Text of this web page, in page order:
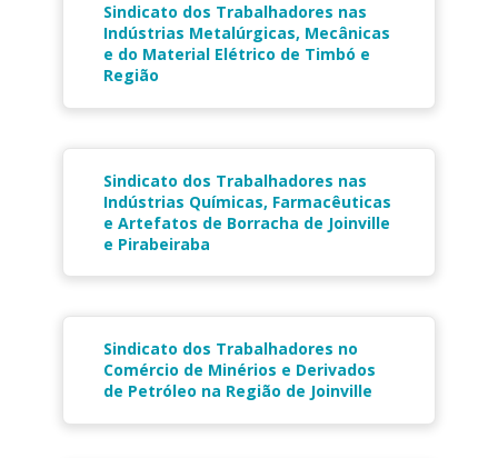
Sindicato dos Trabalhadores nas
Indústrias Metalúrgicas, Mecânicas
e do Material Elétrico de Timbó e
Região
Sindicato dos Trabalhadores nas
Indústrias Químicas, Farmacêuticas
e Artefatos de Borracha de Joinville
e Pirabeiraba
Sindicato dos Trabalhadores no
Comércio de Minérios e Derivados
de Petróleo na Região de Joinville